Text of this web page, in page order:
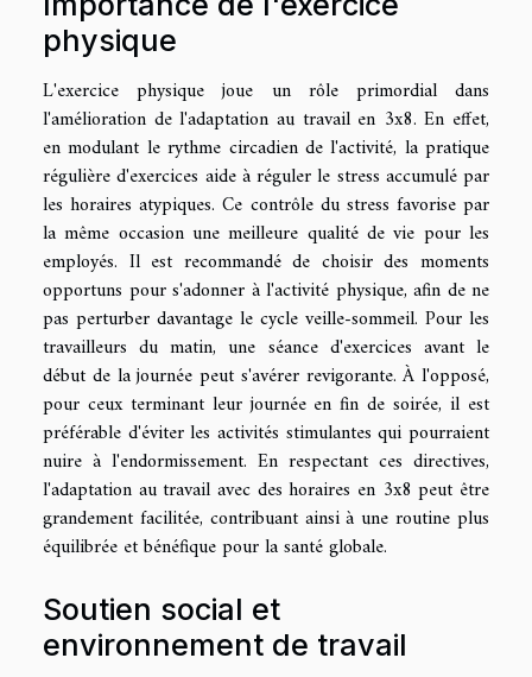
physique
L'exercice physique joue un rôle primordial dans
l'amélioration de l'adaptation au travail en 3x8. En effet,
en modulant le rythme circadien de l'activité, la pratique
régulière d'exercices aide à réguler le stress accumulé par
les horaires atypiques. Ce contrôle du stress favorise par
la même occasion une meilleure qualité de vie pour les
employés. Il est recommandé de choisir des moments
opportuns pour s'adonner à l'activité physique, afin de ne
pas perturber davantage le cycle veille-sommeil. Pour les
travailleurs du matin, une séance d'exercices avant le
début de la journée peut s'avérer revigorante. À l'opposé,
pour ceux terminant leur journée en fin de soirée, il est
préférable d'éviter les activités stimulantes qui pourraient
nuire à l'endormissement. En respectant ces directives,
l'adaptation au travail avec des horaires en 3x8 peut être
grandement facilitée, contribuant ainsi à une routine plus
équilibrée et bénéfique pour la santé globale.
Soutien social et
environnement de travail